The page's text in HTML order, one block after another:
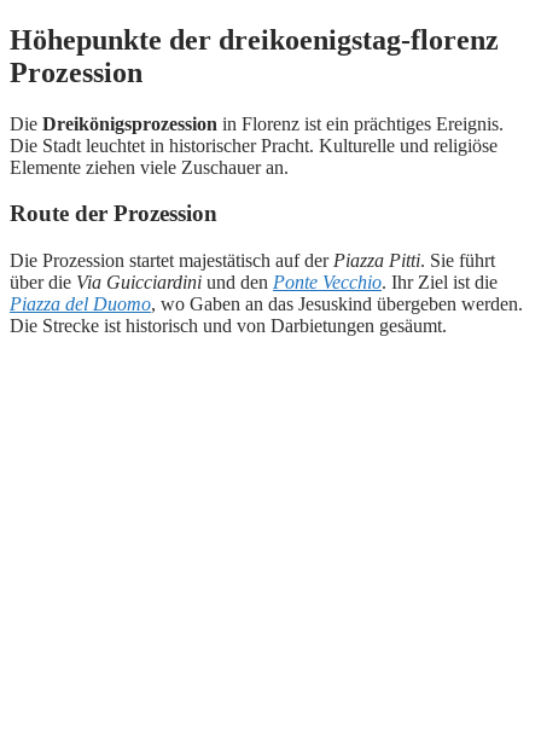
Höhepunkte der dreikoenigstag-florenz
Prozession
Die Dreikönigsprozession in Florenz ist ein prächtiges Ereignis.
Die Stadt leuchtet in historischer Pracht. Kulturelle und religiöse
Elemente ziehen viele Zuschauer an.
Route der Prozession
Die Prozession startet majestätisch auf der Piazza Pitti. Sie führt
über die Via Guicciardini und den Ponte Vecchio. Ihr Ziel ist die
Piazza del Duomo, wo Gaben an das Jesuskind übergeben werden.
Die Strecke ist historisch und von Darbietungen gesäumt.